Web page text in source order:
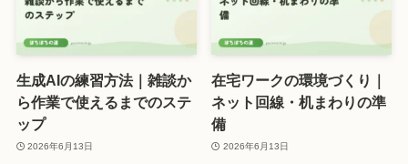
生成AIの練習方法｜雑談か
ら作業で使えるまでのステ
ップ
2026年6月13日
在宅ワークの環境づくり｜
ネット回線・机まわりの準
備
2026年6月13日